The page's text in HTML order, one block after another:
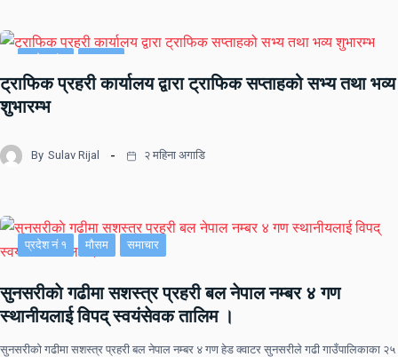
ट्राफिक प्रहरी कार्यालय द्वारा ट्राफिक सप्ताहको सभ्य तथा भव्य
शुभारम्भ
By Sulav Rijal २ महिना अगाडि
प्रदेश नं १ मौसम समाचार
सुनसरीकाे गढीमा सशस्त्र प्रहरी बल नेपाल नम्बर ४ गण
स्थानीयलाई विपद् स्वयंसेवक तालिम ।
सुनसरीकाे गढीमा सशस्त्र प्रहरी बल नेपाल नम्बर ४ गण हेड क्वाटर सुनसरीले गढी गाउँपालिकाका २५